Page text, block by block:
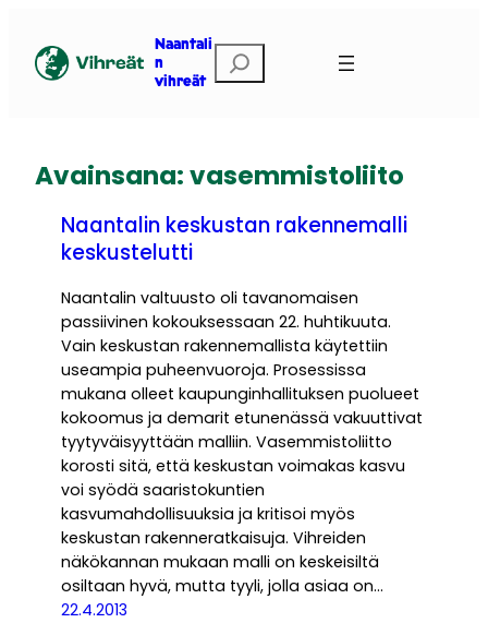
sisältöön
Naantali
n
vihreät
Etsi
Avainsana:vasemmistoliito
Naantalin keskustan rakennemalli
keskustelutti
Naantalin valtuusto oli tavanomaisen
passiivinen kokouksessaan 22. huhtikuuta.
Vain keskustan rakennemallista käytettiin
useampia puheenvuoroja. Prosessissa
mukana olleet kaupunginhallituksen puolueet
kokoomus ja demarit etunenässä vakuuttivat
tyytyväisyyttään malliin. Vasemmistoliitto
korosti sitä, että keskustan voimakas kasvu
voi syödä saaristokuntien
kasvumahdollisuuksia ja kritisoi myös
keskustan rakenneratkaisuja. Vihreiden
näkökannan mukaan malli on keskeisiltä
osiltaan hyvä, mutta tyyli, jolla asiaa on…
22.4.2013